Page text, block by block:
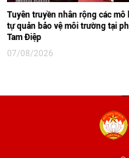
Tuyên truyền nhân rộng các mô
tự quản bảo vệ môi trường tại
Tam Điệp
07/08/2026